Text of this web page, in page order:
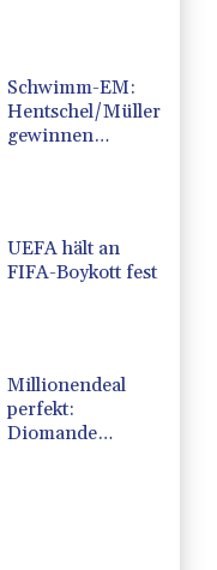
Schwimm-EM:
Hentschel/Müller
gewinnen
UEFA hält an
FIFA-Boykott fest
Millionendeal
perfekt:
Diomande